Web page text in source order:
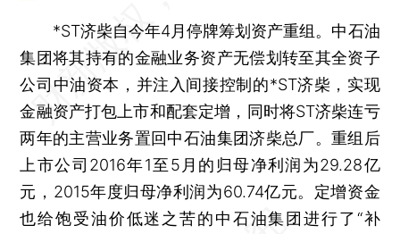
*ST济柴自今年4月停牌筹划资产重组。中石油
集团将其持有的金融业务资产无偿划转至其全资子
公司中油资本，并注入间接控制的*ST济柴，实现
金融资产打包上市和配套定增，同时将ST济柴连亏
两年的主营业务置回中石油集团济柴总厂。重组后
上市公司2016年1至5月的归母净利润为29.28亿
元，2015年度归母净利润为60.74亿元。定增资金
也给饱受油价低迷之苦的中石油集团进行了“补